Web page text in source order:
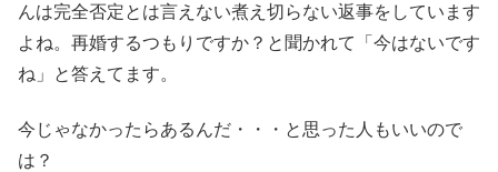
んは完全否定とは言えない煮え切らない返事をしています
よね。再婚するつもりですか？と聞かれて「今はないです
ね」と答えてます。
今じゃなかったらあるんだ・・・と思った人もいいので
は？